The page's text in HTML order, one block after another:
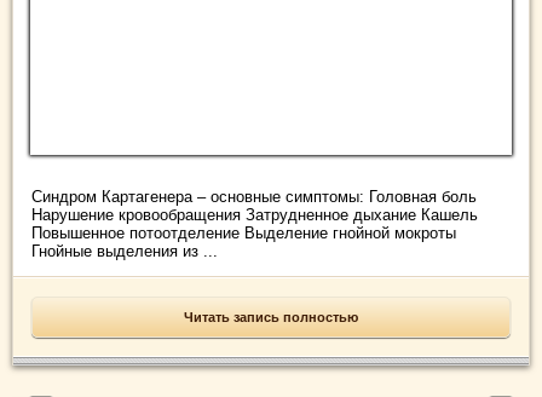
Синдром Картагенера – основные симптомы: Головная боль
Нарушение кровообращения Затрудненное дыхание Кашель
Повышенное потоотделение Выделение гнойной мокроты
Гнойные выделения из ...
Читать запись полностью